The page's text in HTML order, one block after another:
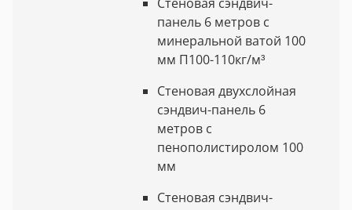
панель 6 метров с
минеральной ватой 100
мм П100-110кг/м³
Стеновая двухслойная
сэндвич-панель 6
метров с
пенополистиролом 100
мм
Стеновая сэндвич-